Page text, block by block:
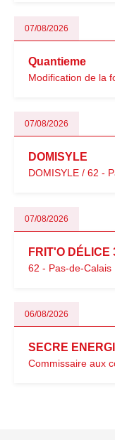
07/08/2026
Quantieme
Modification de la
07/08/2026
DOMISYLE
DOMISYLE / 62 -
07/08/2026
FRIT'O DÉLICE
62 - Pas-de-Calais
06/08/2026
SECRE
Commissaire aux